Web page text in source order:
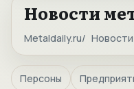
Новости
Metaldaily.ru
Персоны